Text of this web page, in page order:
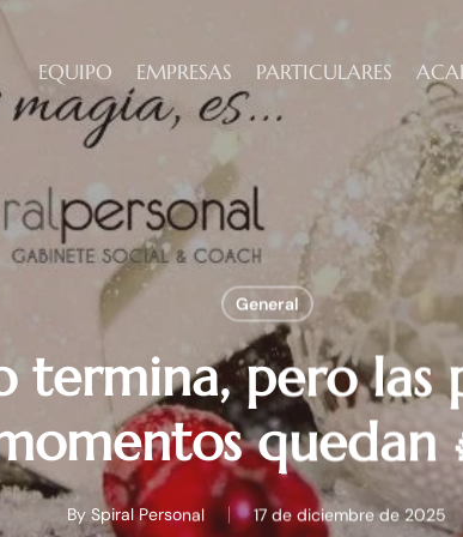
EQUIPO EMPRESAS PARTICULARES
General
termina, pero las
quedan
By Spiral Personal 17 de diciembre de 2025